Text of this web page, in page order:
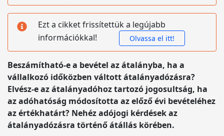
Ezt a cikket frissítettük a legújabb
információkkal!
Olvassa el itt!
Beszámítható-e a bevétel az átalányba, ha a
vállalkozó időközben váltott átalányadózásra?
Elvész-e az átalányadóhoz tartozó jogosultság, ha
az adóhatóság módosította az előző évi bevételéhez
az értékhatárt? Nehéz adójogi kérdések az
átalányadózásra történő átállás körében.